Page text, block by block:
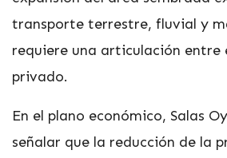
transporte terrestre, fluvial y
requiere una articulación entre
privado.
En el plano económico, Salas
señalar que la reducción de la